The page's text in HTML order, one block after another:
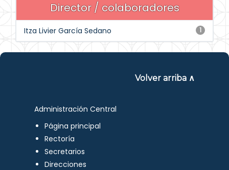
Director / colaboradores
1
Itza Livier García Sedano
Volver arriba ∧
Administración Central
Página principal
Rectoría
Secretarios
Direcciones